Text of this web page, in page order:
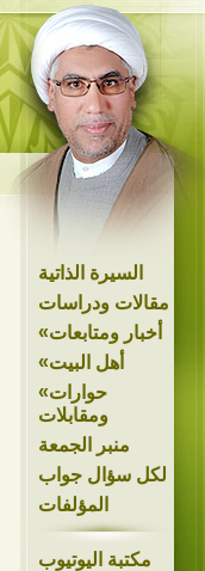
السيرة الذاتية
مقالات ودراسات
»أخبار ومتابعات
»أهل البيت
»حوارات
ومقابلات
منبر الجمعة
لكل سؤال جواب
المؤلفات
مكتبة اليوتيوب